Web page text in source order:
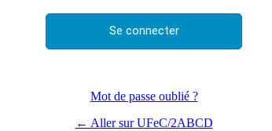
Mot de passe oublié ?
← Aller sur UFeC/2ABCD